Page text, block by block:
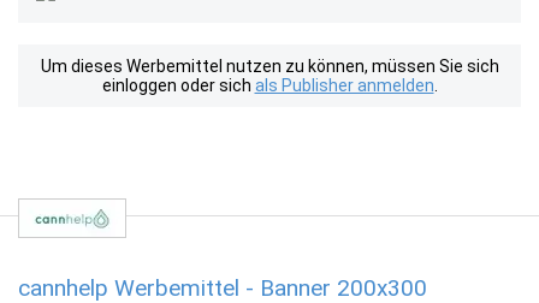
Um dieses Werbemittel nutzen zu können, müssen Sie sich
einloggen oder sich als Publisher anmelden
cannhelp Werbemittel - Banner 200x300